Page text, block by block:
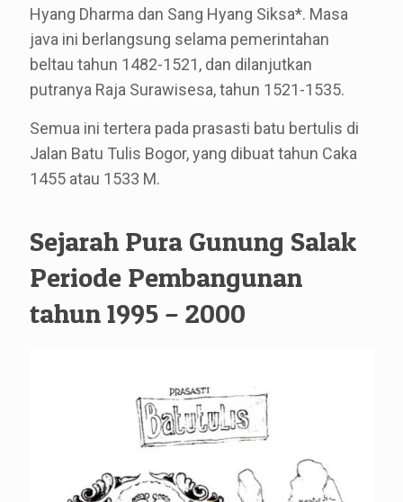
Hyang Dharma dan Sang Hyang Siksa*. Masa
java ini berlangsung selama pemerintahan
beltau tahun 1482-1521, dan dilanjutkan
putranya Raja Surawisesa, tahun 1521-1535.
Semua ini tertera pada prasasti batu bertulis di
Jalan Batu Tulis Bogor, yang dibuat tahun Caka
1455 atau 1533 M.
Sejarah Pura Gunung Salak
Periode Pembangunan
tahun 1995 – 2000